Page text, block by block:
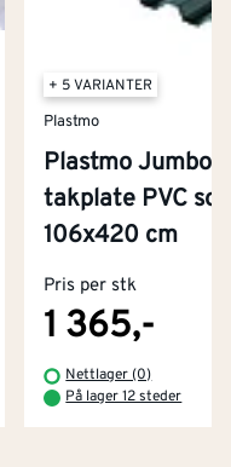
+ 5 VARIANTER
Plastmo
Plastmo
takplate PVC
106x420 cm
Pris per stk
1 365,-
Nettlager (0)
På lager 12 steder